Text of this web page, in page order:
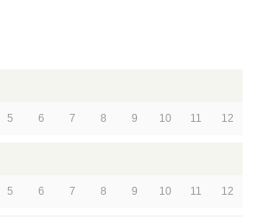
5 6 7 8 9 10 11 12
5 6 7 8 9 10 11 12